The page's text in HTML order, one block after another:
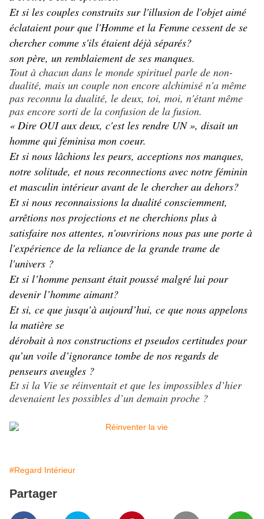
Et si les couples construits sur l'illusion de l'objet aimé
éclataient pour que l'Homme et la Femme cessent de se
chercher comme s'ils étaient déjà séparés?
son père, un remblaiement de ses manques.
Tout à chacun dans le monde spirituel parle de non-
dualité, mais un couple non encore alchimisé n'a même
pas reconnu la dualité, le deux, toi, moi, n'étant même
pas encore sorti de la confusion de la fusion.
« Dire OUI aux deux, c'est les rendre UN », disait un
homme qui féminisa mon coeur.
Et si nous lâchions les peurs, acceptions nos manques,
notre solitude, et nous reconnections avec notre féminin
et masculin intérieur avant de le chercher au dehors?
Et si nous reconnaissions la dualité consciemment,
arrêtions nos projections et ne cherchions plus à
satisfaire nos attentes, n'ouvririons nous pas une porte à
l'expérience de la reliance de la grande trame de
l'univers ?
Et si l’homme pensant était poussé malgré lui pour
devenir l’homme aimant?
Et si, ce que jusqu’à aujourd’hui, ce que nous appelons
la matière se
dérobait à nos constructions et pseudos certitudes pour
qu’un voile d’ignorance tombe de nos regards de
penseurs aveugles ?
Et si la Vie se réinventait et que les impossibles d’hier
devenaient les possibles d’un demain proche ?
#Regard Intérieur
Partager